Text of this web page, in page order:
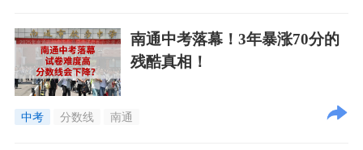
南通中考落幕！3年暴涨70分的
残酷真相！
中考 分数线 南通